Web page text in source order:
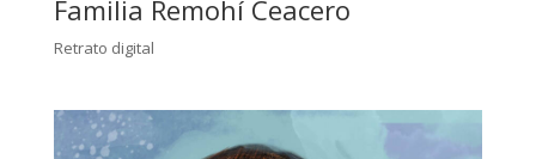
Familia Remohí Ceacero
Retrato digital